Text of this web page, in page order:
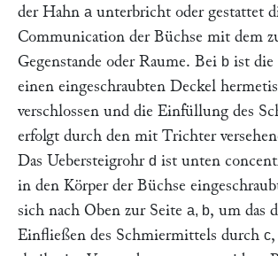
der Hahn a unterbricht oder gestattet
Communication der Büchse mit dem
Gegenstande oder Raume. Bei b ist die
einen eingeschraubten Deckel
verschlossen und die Einfüllung des
erfolgt durch den mit Trichter
Das Uebersteigrohr d ist unten
in den Körper der Büchse
sich nach Oben zur Seite a, b, um das
Einfließen des Schmiermittels durch c